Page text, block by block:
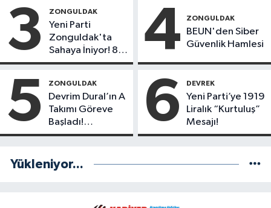
Potansiyeline Sahip
İlk 3 İsim!
Sahip İlk 3 Genç
İsim!
3 ZONGULDAK
Yeni Parti
Zonguldak'ta
Sahaya İniyor! 8
İlçede Kurucu
Göreve Başladı
4 ZONGULDAK
BEUN'den Siber
Güvenlik Hamlesi
5 ZONGULDAK
Devrim Dural’ın A
Takımı Göreve
Başladı!
Yönetimde
6 DEVREK
Yeni Parti’ye 1919
Liralık “Kurtuluş”
Mesajı!
Yükleniyor...